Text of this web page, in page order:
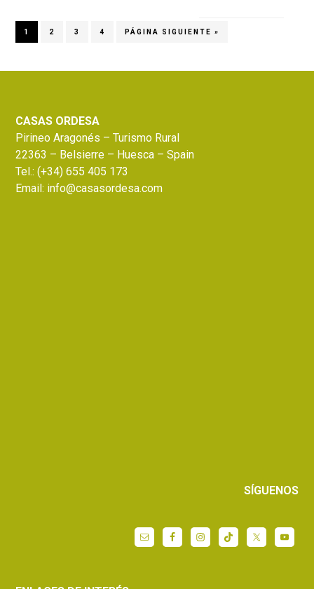
baños
PÁGINA
1 PÁGINA
2 PÁGINA
3 PÁGINA
4
IR
PÁGINA SIGUIENTE »
CASAS ORDESA
Pirineo Aragonés – Turismo Rural
22363 – Belsierre – Huesca – Spain
Tel.:(+34) 655 405 173
Email: info@casasordesa.com
SÍGUENOS